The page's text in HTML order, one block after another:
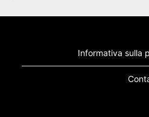
Informativa sulla